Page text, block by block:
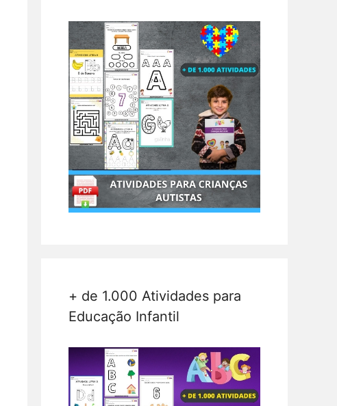
+ de 1.000 Atividades para
Educação Infantil